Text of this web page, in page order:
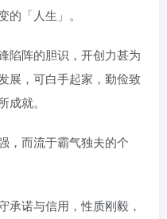
「人生」。
陷阵的胆识，开创力甚为
展，可白手起家，勤俭致
就。
，而流于霸气独夫的个
承诺与信用，性质刚毅，